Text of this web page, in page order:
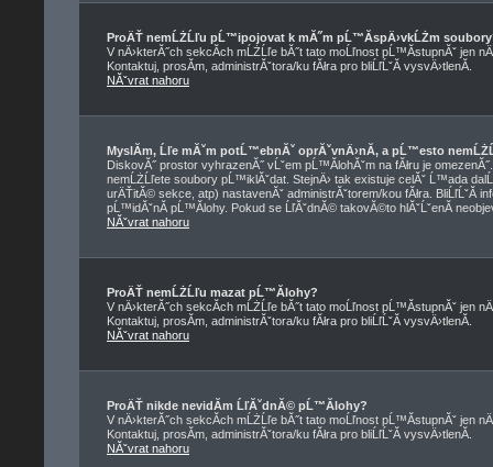
ProÄŤ nemĹŻĹľu pĹ™ipojovat k mĂ˝m pĹ™Ă­spÄ›vkĹŻm
V nÄ›kterĂ˝ch sekcĂ­ch mĹŻĹľe bĂ˝t tato moĹľnost pĹ™Ă­stupnĂˇ jen
Kontaktuj, prosĂ­m, administrĂˇtora/ku fĂłra pro bliĹľĹˇĂ­ vysvÄ›tlenĂ­.
NĂˇvrat nahoru
MyslĂ­m, Ĺľe mĂˇm potĹ™ebnĂˇ oprĂˇvnÄ›nĂ­, a pĹ™esto
DiskovĂ˝ prostor vyhrazenĂ˝ vĹˇem pĹ™Ă­lohĂˇm na fĂłru je
nemĹŻĹľete soubory pĹ™iklĂˇdat. StejnÄ› tak existuje celĂˇ Ĺ™ada
urÄŤitĂ© sekce, atp) nastavenĂˇ administrĂˇtorem/kou fĂłra. BliĹľĹˇĂ­
pĹ™idĂˇnĂ­ pĹ™Ă­lohy. Pokud se ĹľĂˇdnĂ© takovĂ©to hlĂˇĹˇenĂ­
NĂˇvrat nahoru
ProÄŤ nemĹŻĹľu mazat pĹ™Ă­lohy?
V nÄ›kterĂ˝ch sekcĂ­ch mĹŻĹľe bĂ˝t tato moĹľnost pĹ™Ă­stupnĂˇ jen
Kontaktuj, prosĂ­m, administrĂˇtora/ku fĂłra pro bliĹľĹˇĂ­ vysvÄ›tlenĂ­.
NĂˇvrat nahoru
ProÄŤ nikde nevidĂ­m ĹľĂˇdnĂ© pĹ™Ă­lohy?
V nÄ›kterĂ˝ch sekcĂ­ch mĹŻĹľe bĂ˝t tato moĹľnost pĹ™Ă­stupnĂˇ jen
Kontaktuj, prosĂ­m, administrĂˇtora/ku fĂłra pro bliĹľĹˇĂ­ vysvÄ›tlenĂ­.
NĂˇvrat nahoru